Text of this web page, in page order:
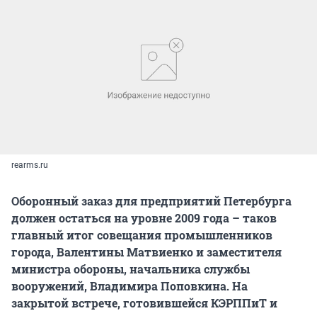
rearms.ru
Оборонный заказ для предприятий Петербурга
должен остаться на уровне 2009 года – таков
главный итог совещания промышленников
города, Валентины Матвиенко и заместителя
министра обороны, начальника службы
вооружений, Владимира Поповкина. На
закрытой встрече, готовившейся КЭРППиТ и